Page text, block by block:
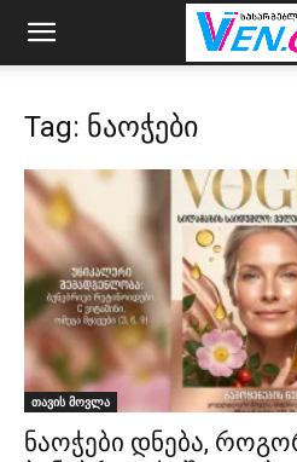
Tag: ნაოჭები
თავის მოვლა
ნაოჭები დნება,